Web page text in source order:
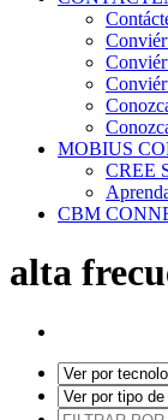
MOBIUS
CREE
CBM
alta